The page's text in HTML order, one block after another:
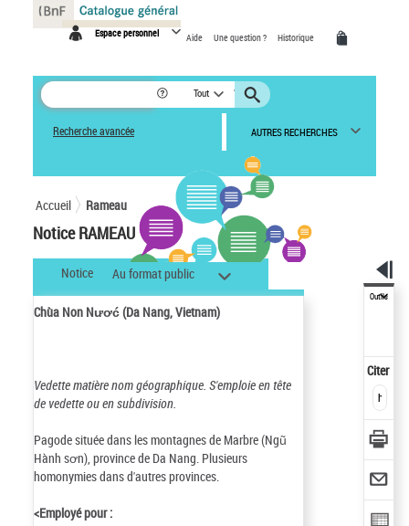
Espace personnel Aide Une question ? Historique
Tout
Recherche avancée AUTRES RECHERCHES
Accueil Rameau
Notice RAMEAU
Notice Au format public
Chùa Non Nươć (Da Nang, Vietnam)
Vedette matière nom géographique. S'emploie en tête
de vedette ou en subdivision.
Pagode située dans les montagnes de Marbre (Ngũ
Hành sơn), province de Da Nang. Plusieurs
homonymies dans d'autres provinces.
<Employé pour :
Outils
Citer
Panneau de gestion des cookies